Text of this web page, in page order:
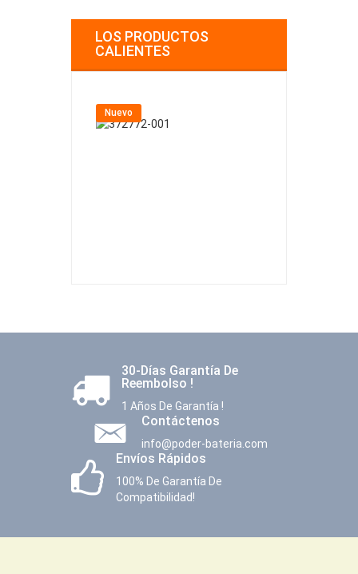
LOS PRODUCTOS
CALIENTES
Nuevo
30-Días Garantía De
Reembolso !
1 Años De Garantía !
Contáctenos
info@poder-bateria.com
Envíos Rápidos
100% De Garantía De
Compatibilidad!